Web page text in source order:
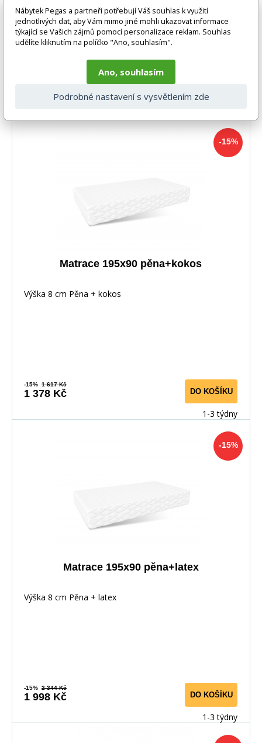
-15%
Matrace 195x90 pěna+kokos
Výška 8 cm Pěna + kokos
-15% 1 617 Kč
1 378 Kč DO KOŠÍKU
1-3 týdny
-15%
Matrace 195x90 pěna+latex
Výška 8 cm Pěna + latex
-15% 2 344 Kč
1 998 Kč DO KOŠÍKU
1-3 týdny
Nábytek Pegas a partneři potřebují Váš souhlas k využití
jednotlivých dat, aby Vám mimo jiné mohli ukazovat informace
týkající se Vašich zájmů pomocí personalizace reklam. Souhlas
udělíte kliknutím na políčko "Ano, souhlasím".
Ano, souhlasím
Podrobné nastavení s vysvětlením zde